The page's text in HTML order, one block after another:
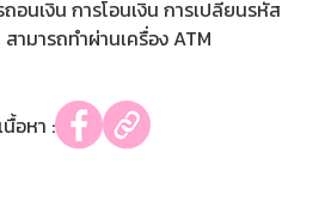
อนเงิน การโอนเงิน การเปลี่ยนรหัส
ามารถทำผ่านเครื่อง ATM
นื้อหา :